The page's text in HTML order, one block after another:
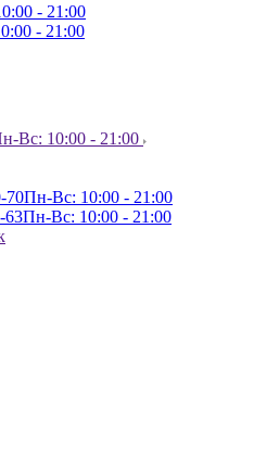
- 21:00
- 21:00
Вс: 10:00 - 21:00
70Пн-Вс: 10:00 - 21:00
63Пн-Вс: 10:00 - 21:00